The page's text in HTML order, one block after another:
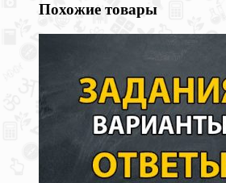
Похожие товары